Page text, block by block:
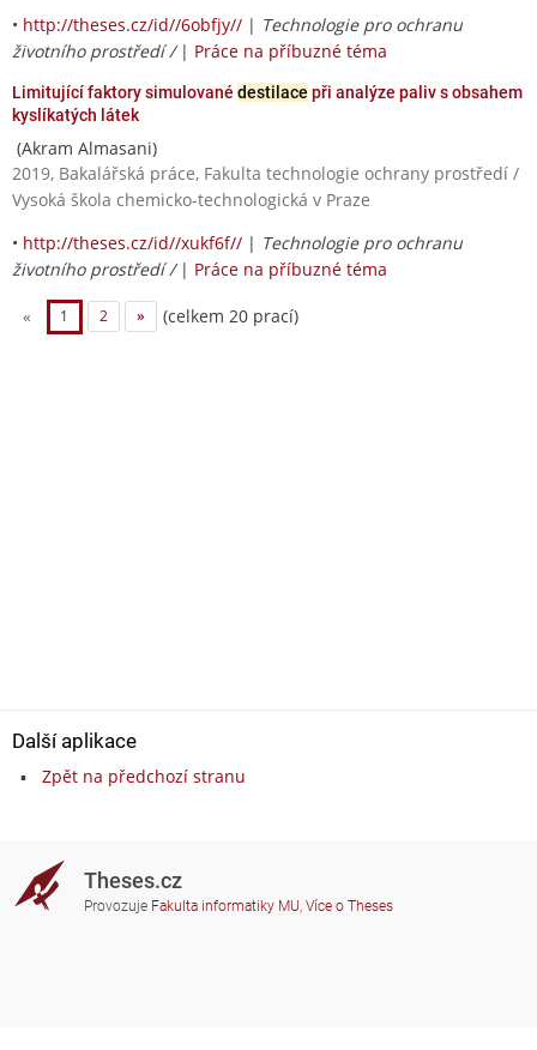
• http://theses.cz/id//6obfjy// | Technologie pro ochranu
životního prostředí / | Práce na příbuzné téma
Limitující faktory simulované destilace při analýze paliv s obsahem
kyslíkatých látek
(Akram Almasani)
2019, Bakalářská práce, Fakulta technologie ochrany prostředí /
Vysoká škola chemicko-technologická v Praze
• http://theses.cz/id//xukf6f// | Technologie pro ochranu
životního prostředí / | Práce na příbuzné téma
« 1 2 » (celkem 20 prací)
Další aplikace
Zpět na předchozí stranu
Theses.cz
Provozuje Fakulta informatiky MU, Více o Theses